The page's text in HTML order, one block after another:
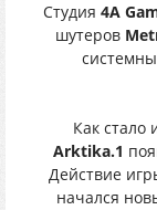
Студия 4A
шутеров
Как стало
Arktika.1
Действие
начался